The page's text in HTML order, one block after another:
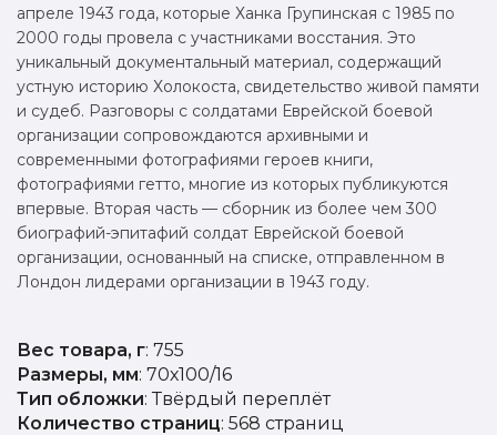
апреле 1943 года, которые Ханка Групинская с 1985 по
2000 годы провела с участниками восстания. Это
уникальный документальный материал, содержащий
устную историю Холокоста, свидетельство живой памяти
и судеб. Разговоры с солдатами Еврейской боевой
организации сопровождаются архивными и
современными фотографиями героев книги,
фотографиями гетто, многие из которых публикуются
впервые. Вторая часть — сборник из более чем 300
биографий-эпитафий солдат Еврейской боевой
организации, основанный на списке, отправленном в
Лондон лидерами организации в 1943 году.
Вес товара, г: 755
Размеры, мм: 70х100/16
Тип обложки: Твёрдый переплёт
Количество страниц: 568 страниц